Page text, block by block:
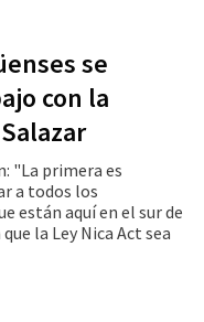
se
con la
"La primera es
a todos los
están aquí en el sur de
la Ley Nica Act sea